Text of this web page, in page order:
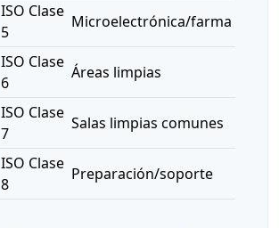
ISO Clase
5
Microelectrónica/farma
ISO Clase
6
Áreas limpias
ISO Clase
7
Salas limpias comunes
ISO Clase
8
Preparación/soporte